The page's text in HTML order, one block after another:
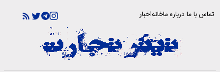
تماس با مادرباره ماخانهاخبار